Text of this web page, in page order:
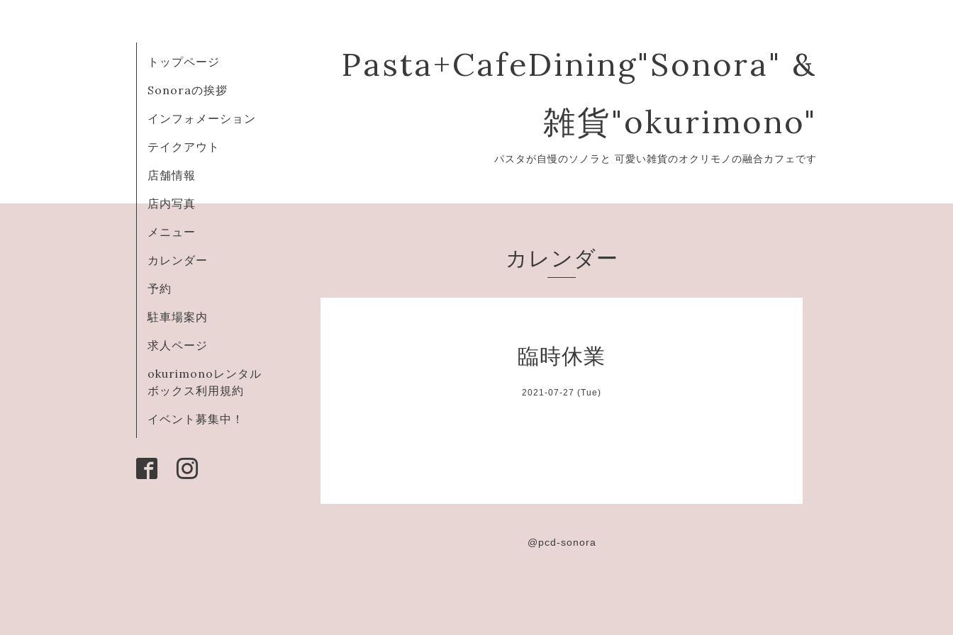
Pasta+CafeDining"Sonora" &
雑貨"okurimono"
パスタが自慢のソノラと 可愛い雑貨のオクリモノの融合カフェです
トップページ
Sonoraの挨拶
インフォメーション
テイクアウト
店舗情報
店内写真
メニュー
カレンダー
予約
駐車場案内
求人ページ
okurimonoレンタル
ボックス利用規約
イベント募集中！
カレンダー
臨時休業
2021-07-27 (Tue)
@pcd-sonora